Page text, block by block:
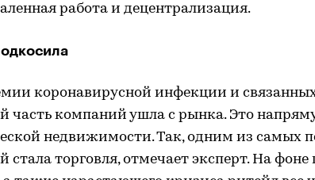
работа и децентрализация.
коронавирусной инфекции и
часть компаний ушла с рынка. Это
недвижимости. Так, одним из самых
стала торговля, отмечает эксперт. На